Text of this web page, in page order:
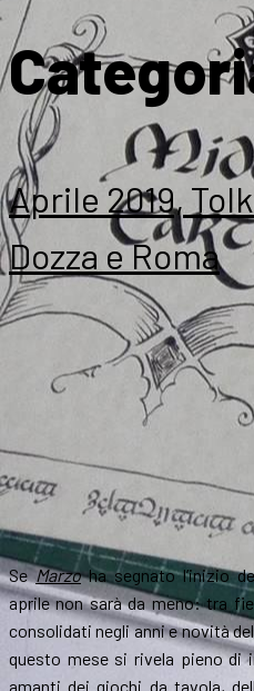
Aprile 2019,
Dozza e Roma
SeMarzoha segnato l’inizio
aprile non sarà da meno: tra
consolidati negli anni e novità
questo mese si rivela pieno di
amanti dei giochi da tavola,